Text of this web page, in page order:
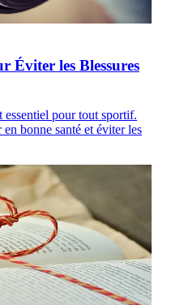
Éviter les Blessures
essentiel pour tout sportif.
bonne santé et éviter les